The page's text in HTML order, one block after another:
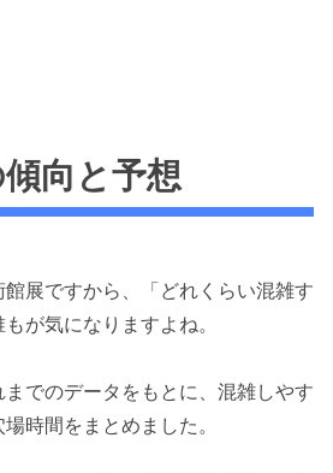
向と予想
展ですから、「どれくらい混雑す
が気になりますよね。
でのデータをもとに、混雑しやす
時間をまとめました。